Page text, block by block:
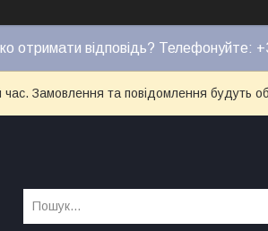
отримати відповідь? Телефонуйте:
час. Замовлення та повідомлення будуть